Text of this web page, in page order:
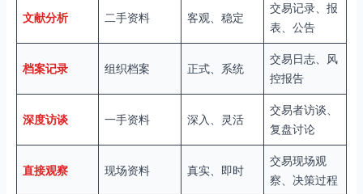
文献分析 二手资料 客观、稳定
交易记录、报
表、公告
档案记录 组织档案 正式、系统
交易日志、风
控报告
深度访谈 一手资料 深入、灵活
交易者访谈、
复盘讨论
直接观察 现场资料 真实、即时
交易现场观
察、决策过程